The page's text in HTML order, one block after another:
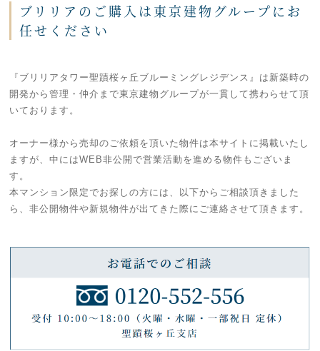
ブリリアのご購入は東京建物グループにお
任せください
『ブリリアタワー聖蹟桜ヶ丘ブルーミングレジデンス』は新築時の
開発から管理・仲介まで東京建物グループが一貫して携わらせて頂
いております。
オーナー様から売却のご依頼を頂いた物件は本サイトに掲載いたし
ますが、中にはWEB非公開で営業活動を進める物件もございま
す。
本マンション限定でお探しの方には、以下からご相談頂きました
ら、非公開物件や新規物件が出てきた際にご連絡させて頂きます。